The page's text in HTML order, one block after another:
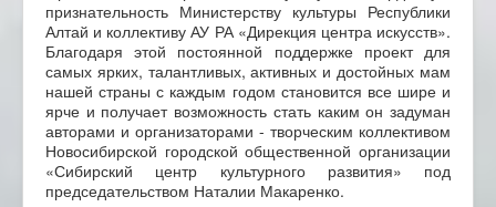
признательность Министерству культуры Республики
Алтай и коллективу АУ РА «Дирекция центра искусств».
Благодаря этой постоянной поддержке проект для
самых ярких, талантливых, активных и достойных мам
нашей страны с каждым годом становится все шире и
ярче и получает возможность стать каким он задуман
авторами и организаторами - творческим коллективом
Новосибирской городской общественной организации
«Сибирский центр культурного развития» под
председательством Наталии Макаренко.